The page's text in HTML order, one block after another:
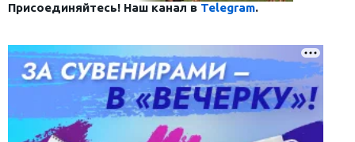
Присоединяйтесь! Наш канал в Telegram.